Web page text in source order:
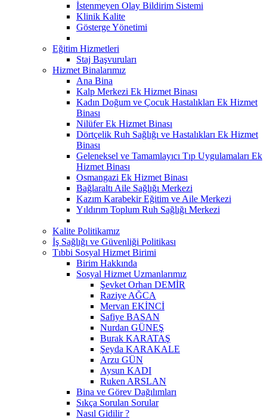
İstenmeyen Olay Bildirim Sistemi
Klinik Kalite
Gösterge Yönetimi
Eğitim Hizmetleri
Staj Başvuruları
Hizmet Binalarımız
Ana Bina
Kalp Merkezi Ek Hizmet Binası
Kadın Doğum ve Çocuk Hastalıkları Ek Hizmet
Binası
Nilüfer Ek Hizmet Binası
Dörtçelik Ruh Sağlığı ve Hastalıkları Ek Hizmet
Binası
Geleneksel ve Tamamlayıcı Tıp Uygulamaları Ek
Hizmet Binası
Osmangazi Ek Hizmet Binası
Bağlaraltı Aile Sağlığı Merkezi
Kazım Karabekir Eğitim ve Aile Merkezi
Yıldırım Toplum Ruh Sağlığı Merkezi
Kalite Politikamız
İş Sağlığı ve Güvenliği Politikası
Tıbbi Sosyal Hizmet Birimi
Birim Hakkında
Sosyal Hizmet Uzmanlarımız
Şevket Orhan DEMİR
Raziye AĞCA
Mervan EKİNCİ
Safiye BASAN
Nurdan GÜNEŞ
Burak KARATAŞ
Şeyda KARAKALE
Arzu GÜN
Aysun KADI
Ruken ARSLAN
Bina ve Görev Dağılımları
Sıkça Sorulan Sorular
Nasıl Gidilir ?